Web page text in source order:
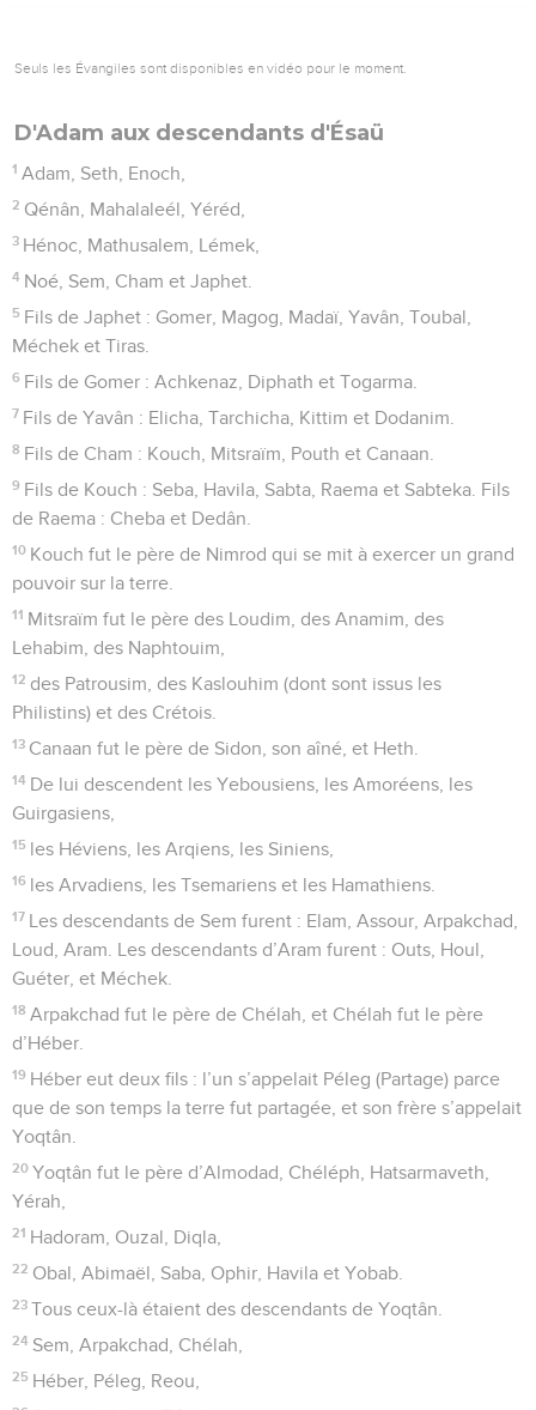
Seuls les Évangiles sont disponibles en vidéo pour le moment.
D'Adam aux descendants d'Ésaü
1 Adam, Seth, Enoch,
2 Qénân, Mahalaleél, Yéréd,
3 Hénoc, Mathusalem, Lémek,
4 Noé, Sem, Cham et Japhet.
5 Fils de Japhet : Gomer, Magog, Madaï, Yavân, Toubal,
Méchek et Tiras.
6 Fils de Gomer : Achkenaz, Diphath et Togarma.
7 Fils de Yavân : Elicha, Tarchicha, Kittim et Dodanim.
8 Fils de Cham : Kouch, Mitsraïm, Pouth et Canaan.
9 Fils de Kouch : Seba, Havila, Sabta, Raema et Sabteka. Fils
de Raema : Cheba et Dedân.
10 Kouch fut le père de Nimrod qui se mit à exercer un grand
pouvoir sur la terre.
11 Mitsraïm fut le père des Loudim, des Anamim, des
Lehabim, des Naphtouim,
12 des Patrousim, des Kaslouhim (dont sont issus les
Philistins) et des Crétois.
13 Canaan fut le père de Sidon, son aîné, et Heth.
14 De lui descendent les Yebousiens, les Amoréens, les
Guirgasiens,
15 les Héviens, les Arqiens, les Siniens,
16 les Arvadiens, les Tsemariens et les Hamathiens.
17 Les descendants de Sem furent : Elam, Assour, Arpakchad,
Loud, Aram. Les descendants d’Aram furent : Outs, Houl,
Guéter, et Méchek.
18 Arpakchad fut le père de Chélah, et Chélah fut le père
d’Héber.
19 Héber eut deux fils : l’un s’appelait Péleg (Partage) parce
que de son temps la terre fut partagée, et son frère s’appelait
Yoqtân.
20 Yoqtân fut le père d’Almodad, Chéléph, Hatsarmaveth,
Yérah,
21 Hadoram, Ouzal, Diqla,
22 Obal, Abimaël, Saba, Ophir, Havila et Yobab.
23 Tous ceux-là étaient des descendants de Yoqtân.
24 Sem, Arpakchad, Chélah,
25 Héber, Péleg, Reou,